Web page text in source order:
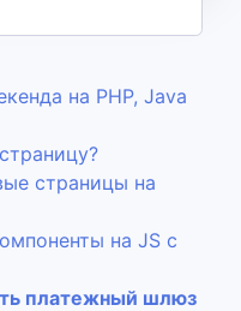
на PHP, Java
страницы на
на JS с
платежный шлюз